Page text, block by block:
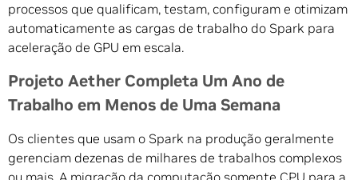
processos que qualificam, testam, configuram e otimizam
automaticamente as cargas de trabalho do Spark para
aceleração de GPU em escala.
Projeto Aether Completa Um Ano de
Trabalho em Menos de Uma Semana
Os clientes que usam o Spark na produção geralmente
gerenciam dezenas de milhares de trabalhos complexos